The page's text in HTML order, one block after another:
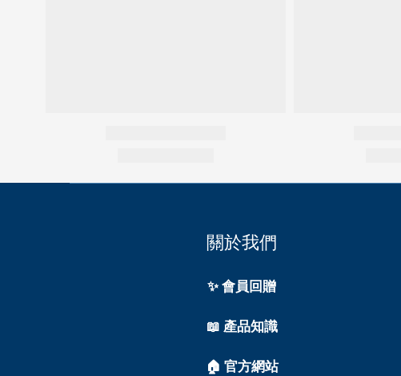
關於我們
✨ 會員回贈
📖 產品知識
🏠 官方網站